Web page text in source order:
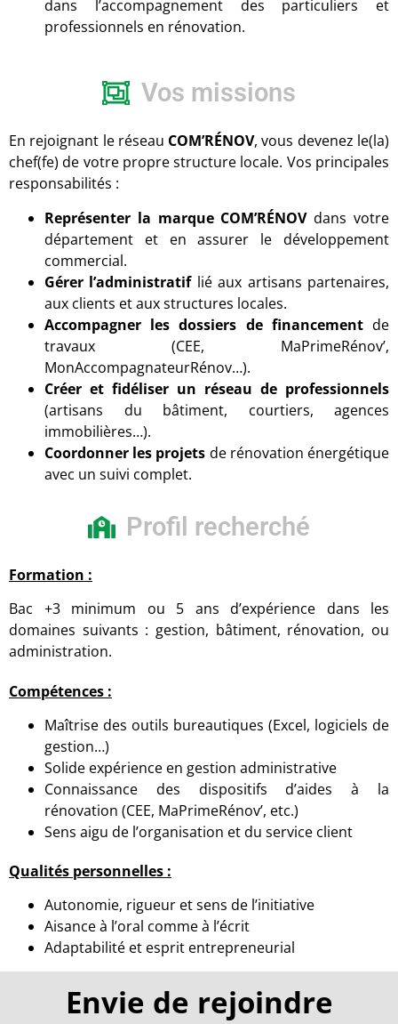
dans l’accompagnement des particuliers et
professionnels en rénovation.
Vos missions
En rejoignant le réseau COM’RÉNOV, vous devenez le(la)
chef(fe) de votre propre structure locale. Vos principales
responsabilités :
Représenter la marque COM’RÉNOVdans votre
département et en assurer le développement
commercial.
Gérer l’administratiflié aux artisans partenaires,
aux clients et aux structures locales.
Accompagner les dossiers de financementde
travaux (CEE, MaPrimeRénov’,
MonAccompagnateurRénov…).
Créer et fidéliser un réseau de professionnels
(artisans du bâtiment, courtiers, agences
immobilières…).
Coordonner les projets de rénovation énergétique
avec un suivi complet.
Profil recherché
Formation :
Bac +3 minimum ou 5 ans d’expérience dans les
domaines suivants : gestion, bâtiment, rénovation, ou
administration.
Compétences :
Maîtrise des outils bureautiques (Excel, logiciels de
gestion…)
Solide expérience en gestion administrative
Connaissance des dispositifs d’aides à la
rénovation (CEE, MaPrimeRénov’, etc.)
Sens aigu de l’organisation et du service client
Qualités personnelles :
Autonomie, rigueur et sens de l’initiative
Aisance à l’oral comme à l’écrit
Adaptabilité et esprit entrepreneurial
Envie de rejoindre